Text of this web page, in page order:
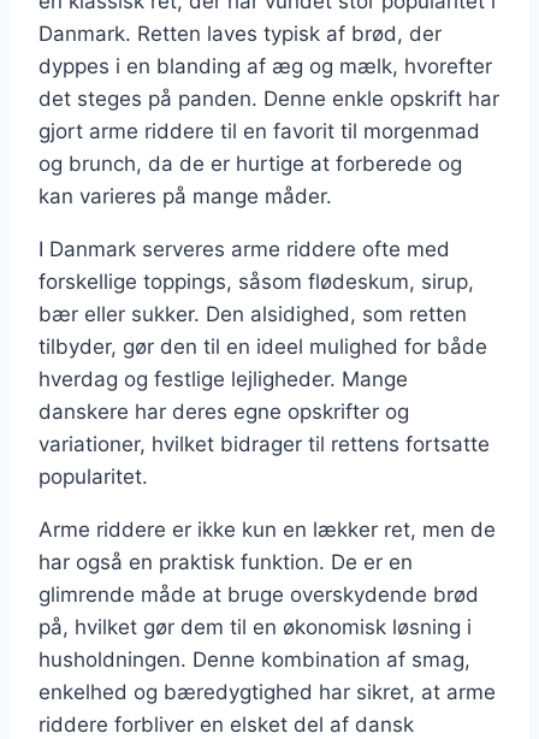
Danmark. Retten laves typisk af brød, der
dyppes i en blanding af æg og mælk, hvorefter
det steges på panden. Denne enkle opskrift har
gjort arme riddere til en favorit til morgenmad
og brunch, da de er hurtige at forberede og
kan varieres på mange måder.
I Danmark serveres arme riddere ofte med
forskellige toppings, såsom flødeskum, sirup,
bær eller sukker. Den alsidighed, som retten
tilbyder, gør den til en ideel mulighed for både
hverdag og festlige lejligheder. Mange
danskere har deres egne opskrifter og
variationer, hvilket bidrager til rettens fortsatte
popularitet.
Arme riddere er ikke kun en lækker ret, men de
har også en praktisk funktion. De er en
glimrende måde at bruge overskydende brød
på, hvilket gør dem til en økonomisk løsning i
husholdningen. Denne kombination af smag,
enkelhed og bæredygtighed har sikret, at arme
riddere forbliver en elsket del af dansk